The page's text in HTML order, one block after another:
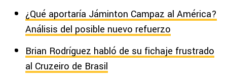
¿Qué aportaría Jáminton Campaz al América?
Análisis del posible nuevo refuerzo
Brian Rodríguez habló de su fichaje frustrado
al Cruzeiro de Brasil